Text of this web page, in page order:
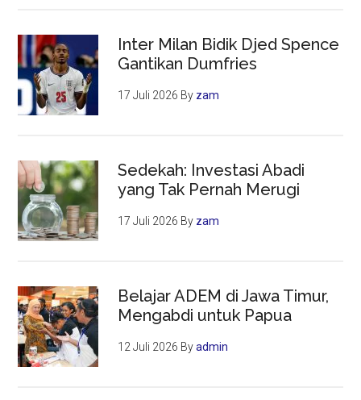
Inter Milan Bidik Djed Spence
Gantikan Dumfries
17 Juli 2026 By zam
Sedekah: Investasi Abadi
yang Tak Pernah Merugi
17 Juli 2026 By zam
Belajar ADEM di Jawa Timur,
Mengabdi untuk Papua
12 Juli 2026 Byadmin